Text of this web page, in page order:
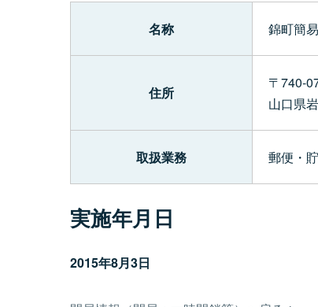
名称 錦町簡
住所
〒740-
山口県
取扱業務 郵便・
実施年月日
2015年8月3日